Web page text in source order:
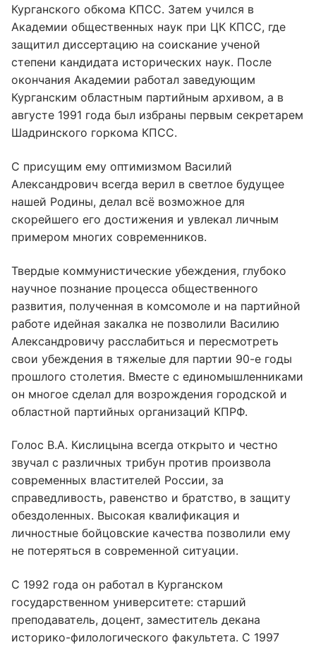
Курганского обкома КПСС. Затем учился в
Академии общественных наук при ЦК КПСС, где
защитил диссертацию на соискание ученой
степени кандидата исторических наук. После
окончания Академии работал заведующим
Курганским областным партийным архивом, а в
августе 1991 года был избраны первым секретарем
Шадринского горкома КПСС.
С присущим ему оптимизмом Василий
Александрович всегда верил в светлое будущее
нашей Родины, делал всё возможное для
скорейшего его достижения и увлекал личным
примером многих современников.
Твердые коммунистические убеждения, глубоко
научное познание процесса общественного
развития, полученная в комсомоле и на партийной
работе идейная закалка не позволили Василию
Александровичу расслабиться и пересмотреть
свои убеждения в тяжелые для партии 90-е годы
прошлого столетия. Вместе с единомышленниками
он многое сделал для возрождения городской и
областной партийных организаций КПРФ.
Голос В.А. Кислицына всегда открыто и честно
звучал с различных трибун против произвола
современных властителей России, за
справедливость, равенство и братство, в защиту
обездоленных. Высокая квалификация и
личностные бойцовские качества позволили ему
не потеряться в современной ситуации.
С 1992 года он работал в Курганском
государственном университете: старший
преподаватель, доцент, заместитель декана
историко-филологического факультета. С 1997